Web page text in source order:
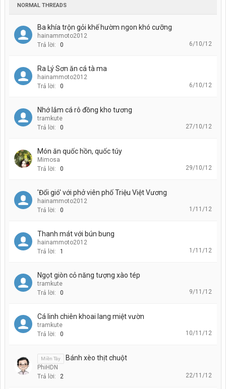
NORMAL THREADS
Ba khía trộn gỏi khế hườm ngon khó cưỡng
hainammoto2012
Trả lời:
0 6/10/12
Ra Lý Sơn ăn cá tà ma
hainammoto2012
Trả lời:
0 6/10/12
Nhớ lắm cá rô đồng kho tương
tramkute
Trả lời:
0 27/10/12
Món ăn quốc hồn, quốc túy
Mimosa
Trả lời:
0 29/10/12
'Đổi gió' với phở viên phố Triệu Việt Vương
hainammoto2012
Trả lời:
0 1/11/12
Thanh mát với bún bung
hainammoto2012
Trả lời:
1 1/11/12
Ngọt giòn cỏ năng tượng xào tép
tramkute
Trả lời:
0 9/11/12
Cá linh chiên khoai lang miệt vườn
tramkute
Trả lời:
0 10/11/12
Miền Tây Bánh xèo thịt chuột
PhiHDN
Trả lời:
2 22/11/12